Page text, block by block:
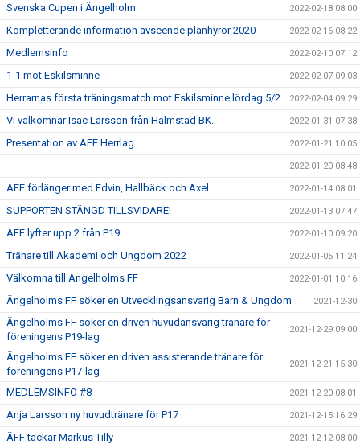
Svenska Cupen i Ängelholm 2022-02-18 08:00
Kompletterande information avseende planhyror 2020 2022-02-16 08:22
Medlemsinfo 2022-02-10 07:12
1-1 mot Eskilsminne 2022-02-07 09:03
Herrarnas första träningsmatch mot Eskilsminne lördag 5/2 2022-02-04 09:29
Vi välkomnar Isac Larsson från Halmstad BK. 2022-01-31 07:38
Presentation av ÄFF Herrlag 2022-01-21 10:05
2022-01-20 08:48
ÄFF förlänger med Edvin, Hallbäck och Axel 2022-01-14 08:01
SUPPORTEN STÄNGD TILLSVIDARE! 2022-01-13 07:47
ÄFF lyfter upp 2 från P19 2022-01-10 09:20
Tränare till Akademi och Ungdom 2022 2022-01-05 11:24
Välkomna till Ängelholms FF 2022-01-01 10:16
Ängelholms FF söker en Utvecklingsansvarig Barn & Ungdom 2021-12-30
Ängelholms FF söker en driven huvudansvarig tränare för
föreningens P19-lag
2021-12-29 09:00
Ängelholms FF söker en driven assisterande tränare för
föreningens P17-lag
2021-12-21 15:30
MEDLEMSINFO #8 2021-12-20 08:01
Anja Larsson ny huvudtränare för P17 2021-12-15 16:29
ÄFF tackar Markus Tilly 2021-12-12 08:00